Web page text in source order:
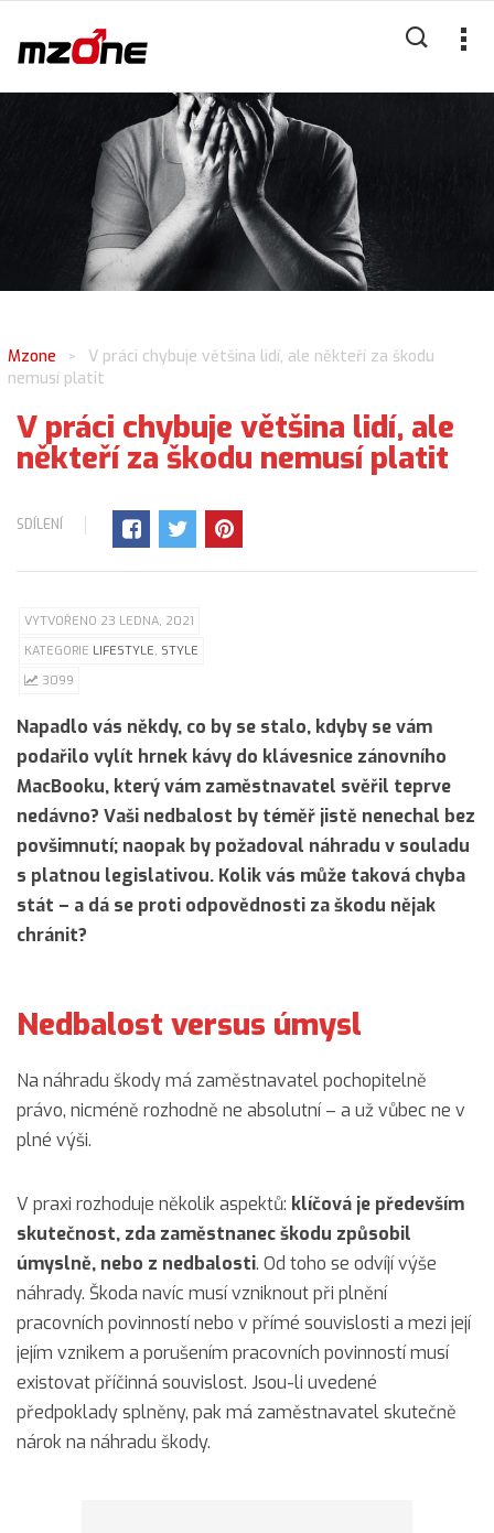
Mzone >
V práci chybuje většina lidí, ale někteří za škodu
nemusí platit
V práci chybuje většina lidí, ale
někteří za škodu nemusí platit
SDÍLENÍ
VYTVOŘENO 23 LEDNA, 2021
KATEGORIE LIFESTYLE, STYLE
3099
Napadlo vás někdy, co by se stalo, kdyby se vám
podařilo vylít hrnek kávy do klávesnice zánovního
MacBooku, který vám zaměstnavatel svěřil teprve
nedávno? Vaši nedbalost by téměř jistě nenechal bez
povšimnutí; naopak by požadoval náhradu v souladu
s platnou legislativou. Kolik vás může taková chyba
stát – a dá se proti odpovědnosti za škodu nějak
chránit?
Nedbalost versus úmysl
Na náhradu škody má zaměstnavatel pochopitelně
právo, nicméně rozhodně ne absolutní – a už vůbec ne v
plné výši.
V praxi rozhoduje několik aspektů: klíčová je především
skutečnost, zda zaměstnanec škodu způsobil
úmyslně, nebo z nedbalosti. Od toho se odvíjí výše
náhrady. Škoda navíc musí vzniknout při plnění
pracovních povinností nebo v přímé souvislosti a mezi její
jejím vznikem a porušením pracovních povinností musí
existovat příčinná souvislost. Jsou-li uvedené
předpoklady splněny, pak má zaměstnavatel skutečně
nárok na náhradu škody.